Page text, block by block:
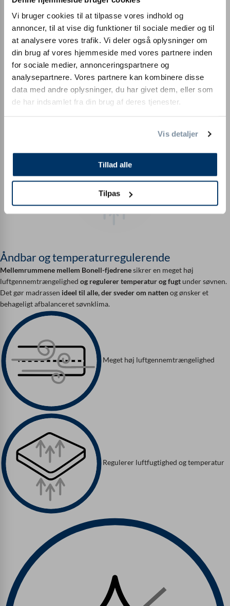
Vi bruger cookies til at tilpasse vores indhold og
annoncer, til at vise dig funktioner til sociale medier og til
at analysere vores trafik. Vi deler også oplysninger om
din brug af vores hjemmeside med vores partnere inden
for sociale medier, annonceringspartnere og
analysepartnere. Vores partnere kan kombinere disse
data med andre oplysninger, du har givet dem, eller som
de har indsamlet fra din brug af deres tjenester.
Vis detaljer
Tillad alle
Tilpas
Tom
Åndbar og temperaturregulerende
Mellemrummene mellem Bonell-fjedrenesikrer en meget høj
luftgennemtrængelighed og regulerer temperatur og fugt under søvnen.
Det gør madrassen ideel til alle, der sveder om nattenog ønsker et
behageligt afbalanceret søvnklima.
Meget høj luftgennemtrængelighed
Regulerer luftfugtighed og temperatur